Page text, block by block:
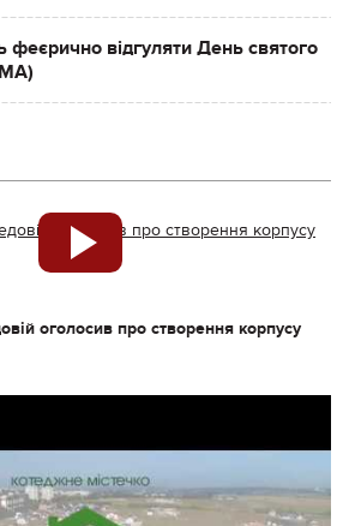
феєрично відгуляти День святого
оголосив про створення корпусу